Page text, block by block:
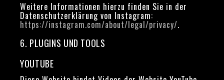
Weitere Informationen hierzu finden Sie in der
Datenschutzerklärung von Instagram:
https://instagram.com/about/legal/privacy/.
6. PLUGINS UND TOOLS
YOUTUBE